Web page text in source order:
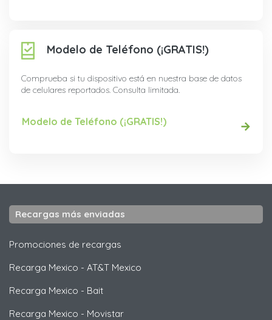
Modelo de Teléfono (¡GRATIS!)
Comprueba si tu dispositivo está en nuestra base de datos
de celulares reportados. Consulta limitada.
Modelo de Teléfono (¡GRATIS!)
Recargas más enviadas
Promociones de recargas
Recarga Mexico - AT&T Mexico
Recarga Mexico - Bait
Recarga Mexico - Movistar